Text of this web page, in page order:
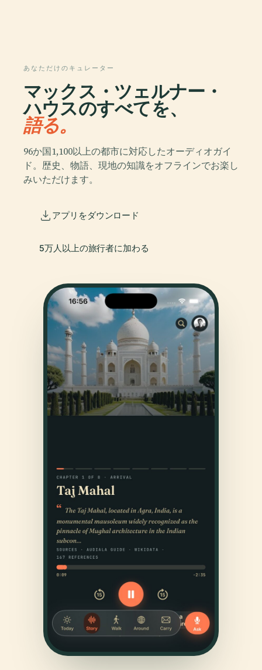
あなただけのキュレーター
マックス・ツェルナー・
ハウスのすべてを、
語る。
96か国1,100以上の都市に対応したオーディオガイ
ド。歴史、物語、現地の知識をオフラインでお楽し
みいただけます。
アプリをダウンロード
5万人以上の旅行者に加わる